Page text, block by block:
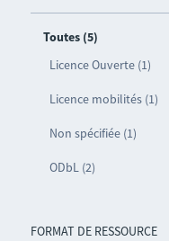
Toutes (5)
Licence Ouverte (1)
Licence mobilités (1)
Non spécifiée (1)
ODbL (2)
FORMAT DE RESSOURCE